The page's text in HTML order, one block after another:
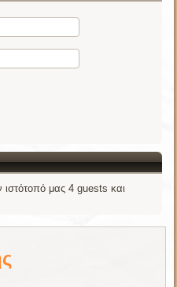
ιστότοπό μας 4 guests και